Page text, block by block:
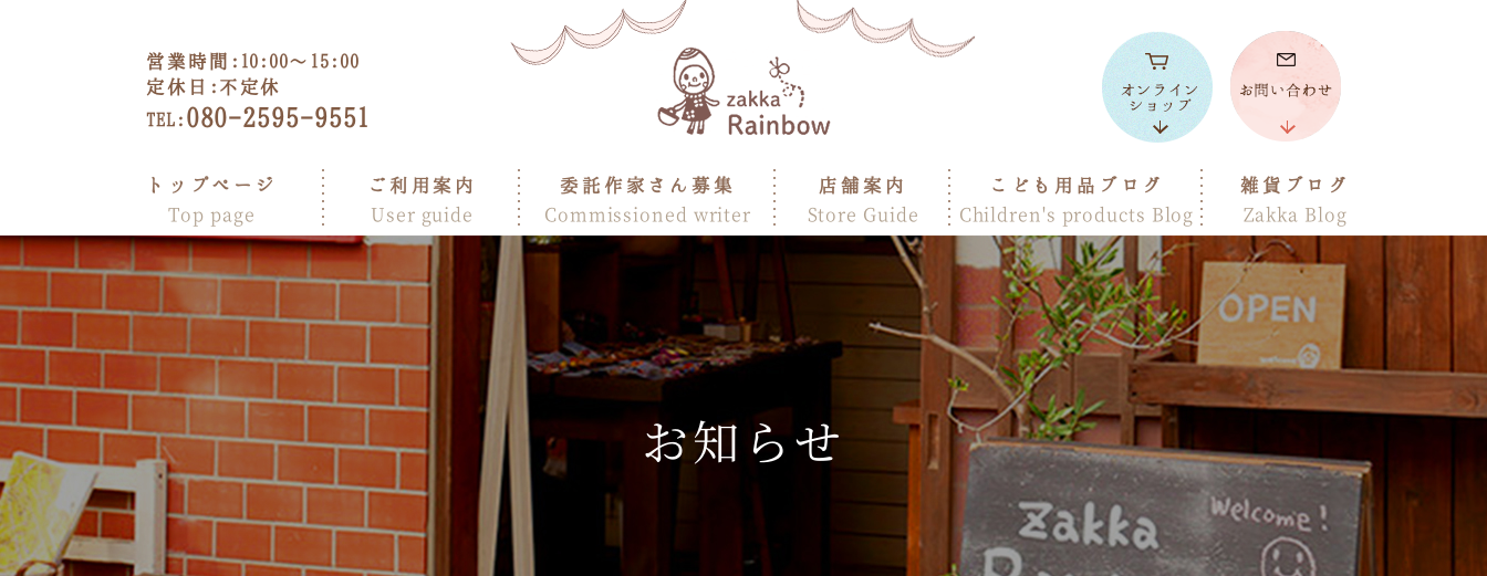
営業時間: 10:00～15:00
定休日: 不定休
TEL: 080-2595-9551
トップページ
Top page
ご利用案内
User guide
委託作家さん募集
Commissioned writer
店舗案内
Store Guide
こども用品ブログ
Children's products Blog
雑貨ブログ
Zakka Blog
お知らせ